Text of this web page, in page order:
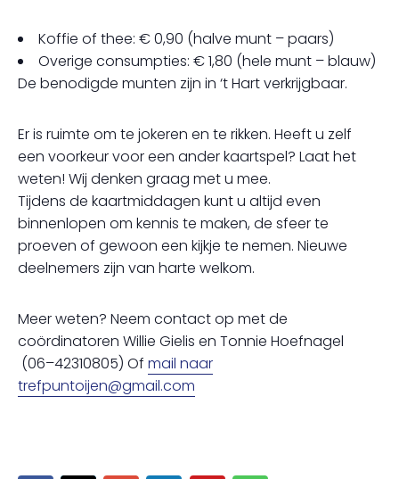
Koffie of thee: € 0,90 (halve munt – paars)
Overige consumpties: € 1,80 (hele munt – blauw)
De benodigde munten zijn in ‘t Hart verkrijgbaar.
Er is ruimte om te jokeren en te rikken. Heeft u zelf
een voorkeur voor een ander kaartspel? Laat het
weten! Wij denken graag met u mee.
Tijdens de kaartmiddagen kunt u altijd even
binnenlopen om kennis te maken, de sfeer te
proeven of gewoon een kijkje te nemen. Nieuwe
deelnemers zijn van harte welkom.
Meer weten? Neem contact op met de
coördinatoren Willie Gielis en Tonnie Hoefnagel
(06–42310805) Of mail naar
trefpuntoijen@gmail.com